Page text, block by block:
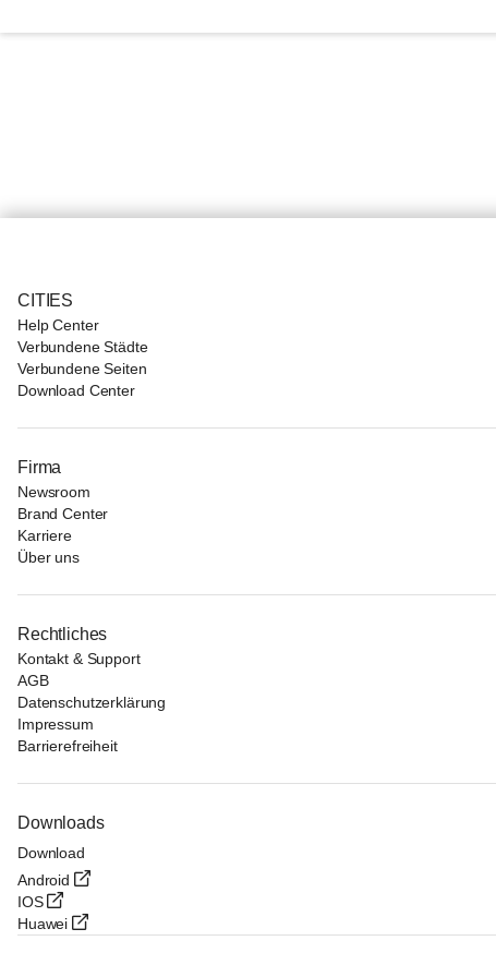
CITIES
Help Center
Verbundene Städte
Verbundene Seiten
Download Center
Firma
Newsroom
Brand Center
Karriere
Über uns
Rechtliches
Kontakt & Support
AGB
Datenschutzerklärung
Impressum
Barrierefreiheit
Downloads
Download
Android
IOS
Huawei